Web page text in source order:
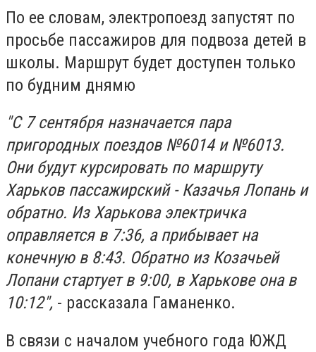
По ее словам, электропоезд запустят по
просьбе пассажиров для подвоза детей в
школы. Маршрут будет доступен только
по будним днямю
"С 7 сентября назначается пара
пригородных поездов №6014 и №6013.
Они будут курсировать по маршруту
Харьков пассажирский - Казачья Лопань и
обратно. Из Харькова электричка
оправляется в 7:36, а прибывает на
конечную в 8:43. Обратно из Козачьей
Лопани стартует в 9:00, в Харькове она в
10:12", - рассказала Гаманенко.
В связи с началом учебного года ЮЖД